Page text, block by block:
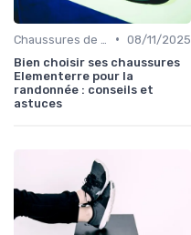
• 08/11/2025
Bien choisir ses chaussures
Elementerre pour la
randonnée : conseils et
astuces